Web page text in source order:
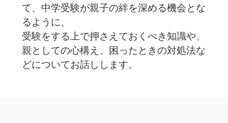
て、中学受験が親子の絆を深める機会とな
るように、
受験をする上で押さえておくべき知識や、
親としての心構え、困ったときの対処法な
どについてお話しします。